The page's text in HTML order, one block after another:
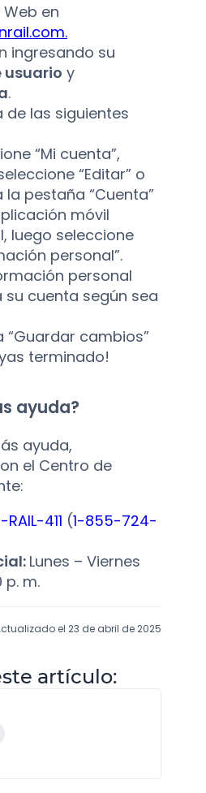
en
ingresando su
usuario y
.
de las siguientes
“Mi cuenta”,
“Editar” o
la pestaña “Cuenta”
móvil
luego seleccione
personal”.
personal
cuenta según sea
“Guardar cambios”
terminado!
ayuda?
ayuda,
el Centro de
411 (1-855-724-
Lunes – Viernes
p. m.
el 23 de abril de 2025
artículo: